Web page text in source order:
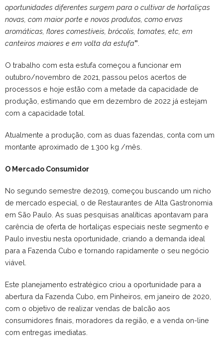
oportunidades diferentes surgem para o cultivar de hortaliças
novas, com maior porte e novos produtos, como ervas
aromáticas, flores comestíveis, brócolis, tomates, etc, em
canteiros maiores e em volta da estufa”
O trabalho com esta estufa começou a funcionar em
outubro/novembro de 2021, passou pelos acertos de
processos e hoje estão com a metade da capacidade de
produção, estimando que em dezembro de 2022 já estejam
com a capacidade total.
Atualmente a produção, com as duas fazendas, conta com um
montante aproximado de 1.300 kg /mês.
O Mercado Consumidor
No segundo semestre de2019, começou buscando um nicho
de mercado especial, o de Restaurantes de Alta Gastronomia
em São Paulo. As suas pesquisas analíticas apontavam para
carência de oferta de hortaliças especiais neste segmento e
Paulo investiu nesta oportunidade, criando a demanda ideal
para a Fazenda Cubo e tornando rapidamente o seu negócio
viável.
Este planejamento estratégico criou a oportunidade para a
abertura da Fazenda Cubo, em Pinheiros, em janeiro de 2020,
com o objetivo de realizar vendas de balcão aos
consumidores finais, moradores da região, e a venda on-line
com entregas imediatas.